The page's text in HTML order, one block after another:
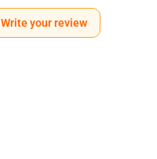
Write your review